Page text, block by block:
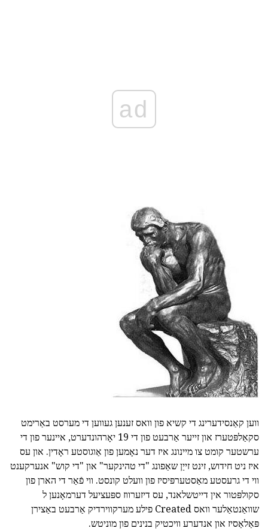
ad
ווען קאַנסידערינג די קשיא פון וואס זענען געווען די מערסט באַרימט
סקאַלפּטערז און זייער אַרבעט פון די 19 יאָרהונדערט, איינער פון די
ערשטער קומט צו מיינונג איז דער נאָמען פון אַוגוסטע ראָדין. און עס
איז ניט חידוש, זינט זייַן שאַפונג "די טהינקער" און "די קוש" אנערקענט
ווי די גרעסטע מאַסטערפּיסיז פון וועלט קונסט. ווי פֿאַר די הארן פון
סקולפּטור אין דייטשלאנד, עס דיזערווז ספּעציעל דערמאָנען ל
שוואַנטאַלער וואס Created פילע מערקווירדיק אַרבעט באַצירן
פּאַלאַסיז און אנדערע וויכטיק בנינים פון מוניטש.